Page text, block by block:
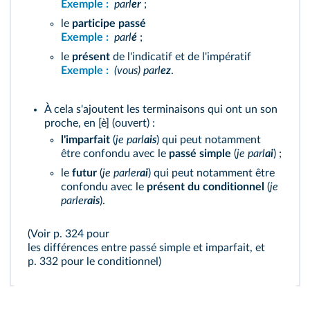
Exemple : parler ;
le participe passé
Exemple : parlé ;
le présent de l'indicatif et de l'impératif
Exemple : (vous) parlez.
À cela s'ajoutent les terminaisons qui ont un son
proche, en [è] (ouvert) :
l'imparfait (je parlais) qui peut notamment
être confondu avec le passé simple (je parlai) ;
le futur (je parlerai) qui peut notamment être
confondu avec le présent du conditionnel (je
parlerais).
(Voir p. 324 pour
les différences entre passé simple et imparfait, et
p. 332 pour le conditionnel )